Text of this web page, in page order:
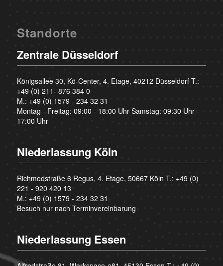
Standorte
Zentrale Düsseldorf
Königsallee 30, Kö-Center, 4. Etage, 40212 Düsseldorf T.:
+49 (0) 211- 876 384 0
M.: +49 (0) 1579 - 234 32 31
Montag - Freitag: 09:00 - 18:00 Uhr Samstag: 09:30 Uhr -
17:00 Uhr
Niederlassung Köln
Richmodstraße 6 Regus, 4. Etage, 50667 Köln T.: +49 (0)
221 - 920 420 13
M.: +49 (0) 1579 - 234 32 31
Besuch nur nach Terminvereinbarung
Niederlassung Essen